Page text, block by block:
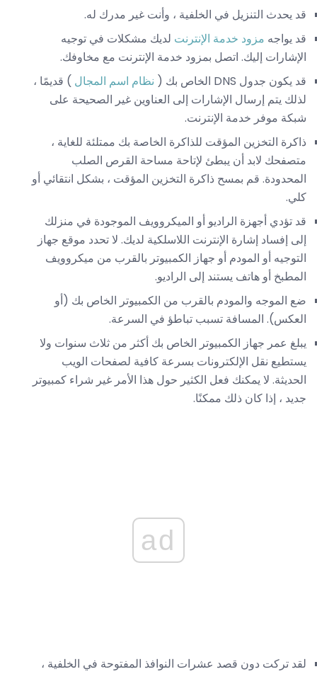
قد يحدث التنزيل في الخلفية ، وأنت غير مدرك له.
قد يواجه مزود خدمة الإنترنت لديك مشكلات في توجيه
الإشارات إليك. اتصل بمزود خدمة الإنترنت مع مخاوفك.
قد يكون جدول DNS الخاص بك (
نظام اسم المجال ) قديمًا ،
لذلك يتم إرسال الإشارات إلى العناوين غير الصحيحة على
شبكة موفر خدمة الإنترنت.
ذاكرة التخزين المؤقت للذاكرة الخاصة بك ممتلئة للغاية ،
متصفحك لابد أن يبطئ لإتاحة مساحة القرص الصلب
المحدودة. قم بمسح ذاكرة التخزين المؤقت ، بشكل انتقائي أو
كلي.
قد تؤدي أجهزة الراديو أو الميكروويف الموجودة في منزلك
إلى إفساد إشارة الإنترنت اللاسلكية لديك. لا تحدد موقع جهاز
التوجيه أو المودم أو جهاز الكمبيوتر بالقرب من ميكروويف
المطبخ أو هاتف يستند إلى الراديو.
ضع الموجه والمودم بالقرب من الكمبيوتر الخاص بك (أو
العكس). المسافة تسبب تباطؤ في السرعة.
يبلغ عمر جهاز الكمبيوتر الخاص بك أكثر من ثلاث سنوات ولا
يستطيع نقل الإلكترونات بسرعة كافية لصفحات الويب
الحديثة. لا يمكنك فعل الكثير حول هذا الأمر غير شراء كمبيوتر
جديد ، إذا كان ذلك ممكنًا.
ad
لقد تركت دون قصد عشرات النوافذ المفتوحة في الخلفية ،